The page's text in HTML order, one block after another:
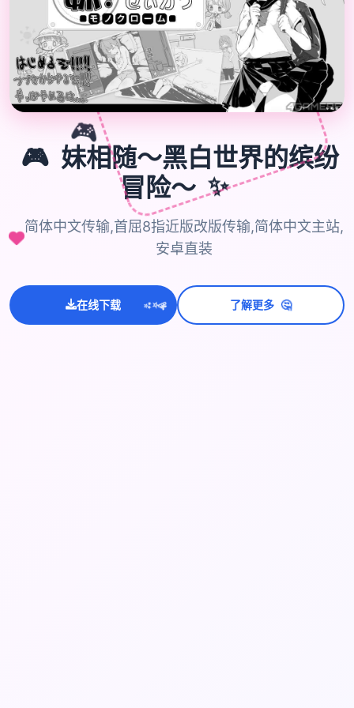
🎮
🎮 妹相随～黑白世界的缤纷
冒险～ ✨
简体中文传输,首屈8指近版改版传输,简体中文主站,
安卓直装
在线下载 ✨⭐💫 了解更多 🤔